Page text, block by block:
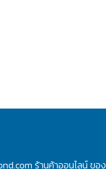
ร้านค้าออนไลน์ ของ